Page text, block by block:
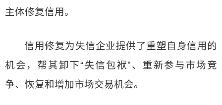
主体修复信用。
信用修复为失信企业提供了重塑自身信用的
机会，帮其卸下“失信包袱”、重新参与市场竞
争、恢复和增加市场交易机会。